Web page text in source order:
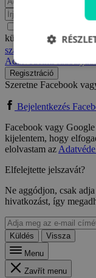
különleges ajánlatairól
szabályzatot.
Adatvédelmi
Regisztráció
Szeretne Facebook
Bejelentkezés
Facebook vagy
kijelentem, hogy
elolvastam az
Elfelejtette jelszavát?
Ne aggódjon, csak
hivatkozást, így
Küldés
Vissza
Menu
Zavřít menu